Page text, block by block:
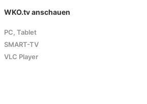
WKO.tv anschauen
PC, Tablet
SMART-TV
VLC Player